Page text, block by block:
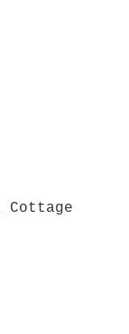
Cottage